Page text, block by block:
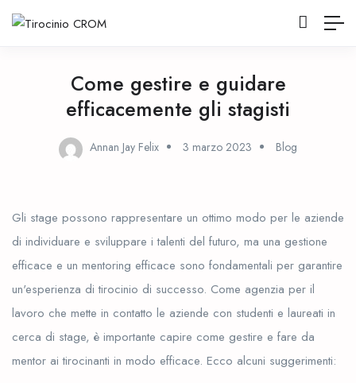
Come gestire e guidare
efficacemente gli stagisti
Annan Jay Felix 3 marzo 2023 Blog
Gli stage possono rappresentare un ottimo modo per le aziende
di individuare e sviluppare i talenti del futuro, ma una gestione
efficace e un mentoring efficace sono fondamentali per garantire
un'esperienza di tirocinio di successo. Come agenzia per il
lavoro che mette in contatto le aziende con studenti e laureati in
cerca di stage, è importante capire come gestire e fare da
mentor ai tirocinanti in modo efficace. Ecco alcuni suggerimenti: